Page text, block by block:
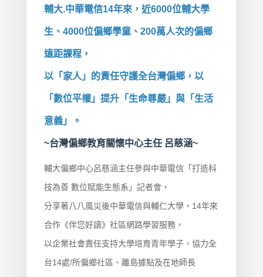
輔大.中華電信14年來，近6000位輔大學
生、4000位偏鄉學童、200萬人次的偏鄉
遠距課程，
以「家人」的責任守護全台灣偏鄉，以
「數位平權」提升「生命尊嚴」與「生活
意義」。
~台灣偏鄉教育關懷中心主任 呂慈涵~
輔大偏鄉中心呂慈涵主任參與中華電信「打造科
技為善 數位賦能生態系」記者會，
分享著八八風災後中華電信與輔仁大學，14年來
合作《伴您好讀》社區網路學習服務，
以企業社會責任支持大學培育青年學子，協力全
台14處/所偏鄉社區、離島據點及在地師長